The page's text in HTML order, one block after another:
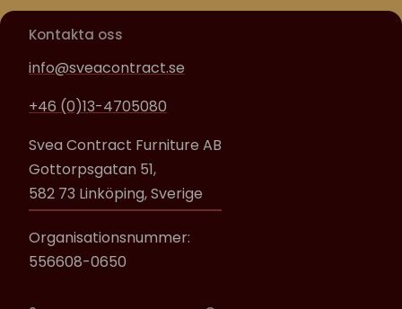
Kontakta oss
info@sveacontract.se
+46 (0)13-4705080
Svea Contract Furniture AB
Gottorpsgatan 51,
582 73 Linköping, Sverige
Organisationsnummer:
556608-0650